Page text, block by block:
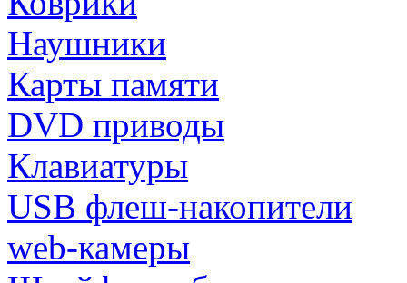
Наушники
Карты памяти
DVD приводы
Клавиатуры
USB флеш-накопители
web-камеры